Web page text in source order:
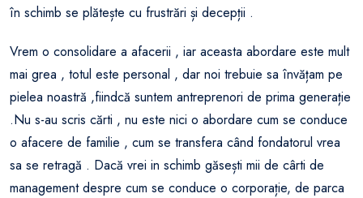
în schimb se plătește cu frustrări și decepții .
Vrem o consolidare a afacerii , iar aceasta abordare este mult
mai grea , totul este personal , dar noi trebuie sa învățam pe
pielea noastră ,fiindcă suntem antreprenori de prima generație
.Nu s-au scris cărti , nu este nici o abordare cum se conduce
o afacere de familie , cum se transfera când fondatorul vrea
sa se retragă . Dacă vrei in schimb găsești mii de cârti de
management despre cum se conduce o corporație, de parca